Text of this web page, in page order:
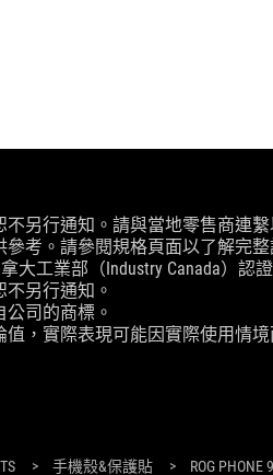
另行通知。請與當地零售商連
考。請參閱規格頁面以了解完
大工業部（Industry Canada）
另行通知。
司的商標。
，實際表現可能因實際使用情境
> 手機殼&保護貼 > ROG